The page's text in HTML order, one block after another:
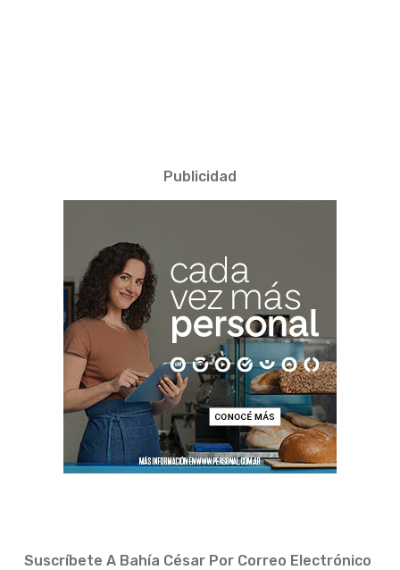
Publicidad
Suscríbete A Bahía César Por Correo Electrónico